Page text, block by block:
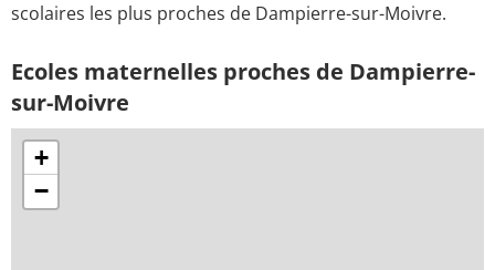
scolaires les plus proches de Dampierre-sur-Moivre.
Ecoles maternelles proches de Dampierre-
sur-Moivre
+
−